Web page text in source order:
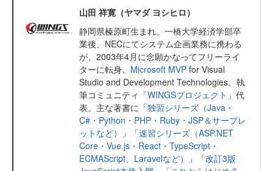
山田 祥寛（ヤマダ ヨシヒロ）
静岡県榛原町生まれ。一橋大学経済学部卒
業後、NECにてシステム企画業務に携わる
が、2003年4月に念願かなってフリーライ
ターに転身。 Microsoft MVP for Visual
Studio and Development Technologies。執
筆コミュニティ「WINGSプロジェクト 」代
表。主な著書に「独習シリーズ（Java・
C#・Python・PHP・Ruby・JSP＆サーブレ
ットなど）
」「速習シリーズ（ASP.NET
Core・Vue.js・React・TypeScript・
ECMAScript、Laravelなど）
」「改訂3版